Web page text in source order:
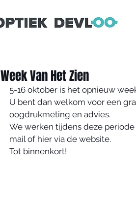
OPTIEKDEVLOO
Week Van Het Zien
5-16 oktober is het opnieuw
U bent dan welkom voor een
oogdrukmeting en advies.
We werken tijdens deze
mail of hier via de website.
Tot binnenkort!